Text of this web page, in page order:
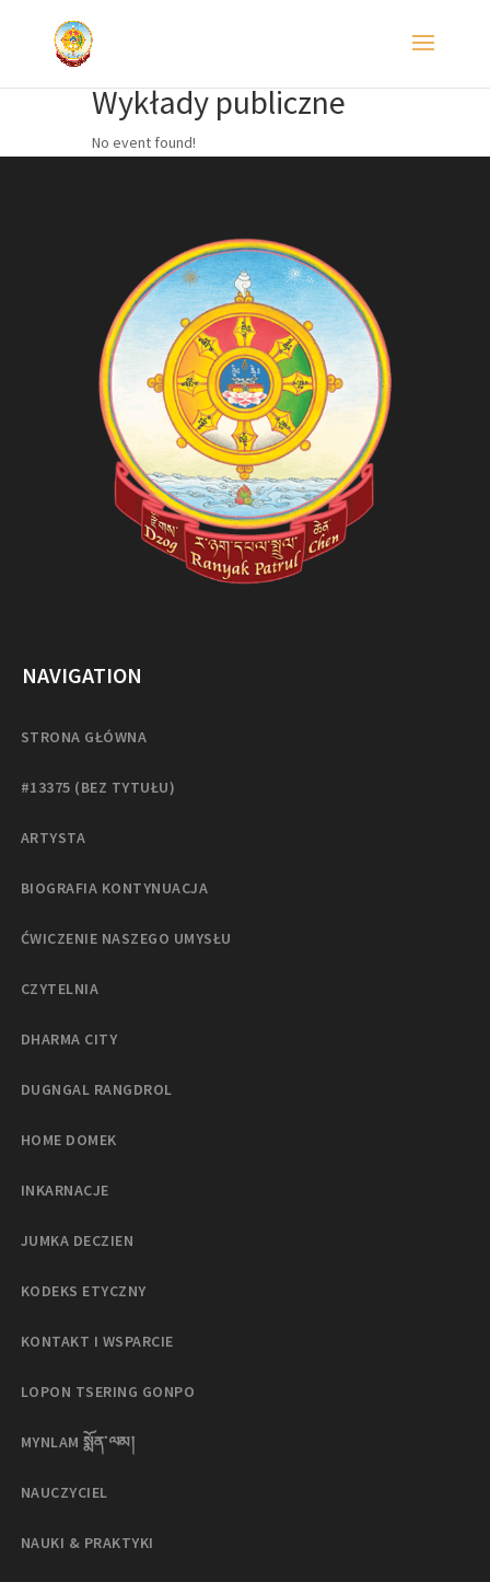
Wykłady publiczne
No event found!
NAVIGATION
STRONA GŁÓWNA
#13375 (BEZ TYTUŁU)
ARTYSTA
BIOGRAFIA KONTYNUACJA
ĆWICZENIE NASZEGO UMYSŁU
CZYTELNIA
DHARMA CITY
DUGNGAL RANGDROL
HOME DOMEK
INKARNACJE
JUMKA DECZIEN
KODEKS ETYCZNY
KONTAKT I WSPARCIE
LOPON TSERING GONPO
MYNLAM སྨོན་ལམ།
NAUCZYCIEL
NAUKI & PRAKTYKI